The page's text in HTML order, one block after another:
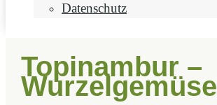
Datenschutz
Topinambur –
Wurzelgemüse